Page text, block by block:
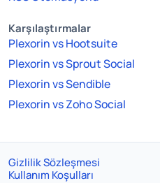
Karşılaştırmalar
Plexorin vs Hootsuite
Plexorin vs Sprout Social
Plexorin vs Sendible
Plexorin vs Zoho Social
Gizlilik Sözleşmesi
Kullanım Koşulları